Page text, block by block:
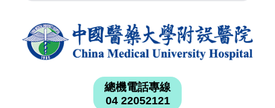
總機電話專線
04 22052121